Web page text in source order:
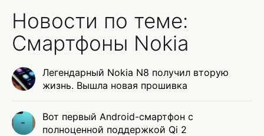
Новости по теме:
Смартфоны Nokia
Легендарный Nokia N8 получил вторую
жизнь. Вышла новая прошивка
Вот первый Android-смартфон с
полноценной поддержкой Qi 2